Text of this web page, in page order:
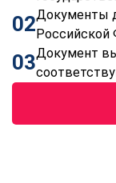
02Документы
Российской
03Документ